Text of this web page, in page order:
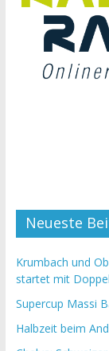
Neueste
Krumbach und
startet mit
Supercup Massi
Halbzeit beim